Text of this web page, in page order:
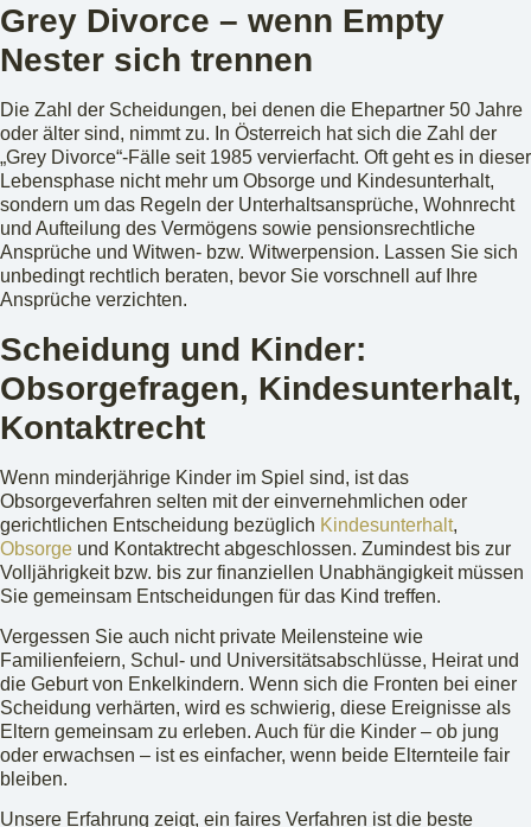
Grey Divorce – wenn Empty
Nester sich trennen
Die Zahl der Scheidungen, bei denen die Ehepartner 50 Jahre
oder älter sind, nimmt zu. In Österreich hat sich die Zahl der
„Grey Divorce“-Fälle seit 1985 vervierfacht. Oft geht es in dieser
Lebensphase nicht mehr um Obsorge und Kindesunterhalt,
sondern um das Regeln der Unterhaltsansprüche, Wohnrecht
und Aufteilung des Vermögens sowie pensionsrechtliche
Ansprüche und Witwen- bzw. Witwerpension. Lassen Sie sich
unbedingt rechtlich beraten, bevor Sie vorschnell auf Ihre
Ansprüche verzichten.
Scheidung und Kinder:
Obsorgefragen, Kindesunterhalt,
Kontaktrecht
Wenn minderjährige Kinder im Spiel sind, ist das
Obsorgeverfahren selten mit der einvernehmlichen oder
gerichtlichen Entscheidung bezüglich Kindesunterhalt,
Obsorge und Kontaktrecht abgeschlossen. Zumindest bis zur
Volljährigkeit bzw. bis zur finanziellen Unabhängigkeit müssen
Sie gemeinsam Entscheidungen für das Kind treffen.
Vergessen Sie auch nicht private Meilensteine wie
Familienfeiern, Schul- und Universitätsabschlüsse, Heirat und
die Geburt von Enkelkindern. Wenn sich die Fronten bei einer
Scheidung verhärten, wird es schwierig, diese Ereignisse als
Eltern gemeinsam zu erleben. Auch für die Kinder – ob jung
oder erwachsen – ist es einfacher, wenn beide Elternteile fair
bleiben.
Unsere Erfahrung zeigt, ein faires Verfahren ist die beste